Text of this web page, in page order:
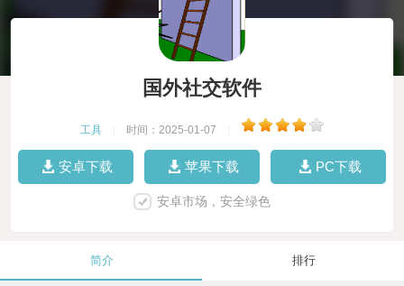
国外社交软件
工具 时间：2025-01-07
安卓下载 苹果下载 PC下载
安卓市场，安全绿色
简介 排行